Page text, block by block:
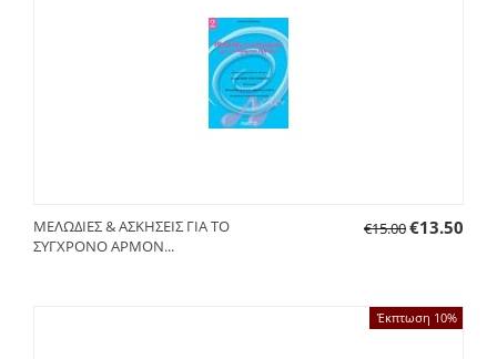
ΜΕΛΩΔΙΕΣ & ΑΣΚΗΣΕΙΣ ΓΙΑ ΤΟ
ΣΥΓΧΡΟΝΟ ΑΡΜΟΝ...
€15.00€13.50
Έκπτωση 10%